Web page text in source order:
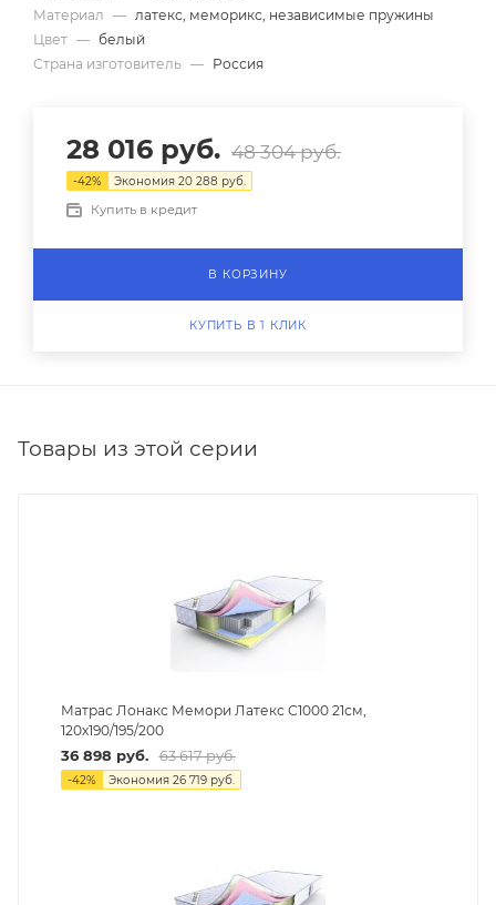
Материал — латекс, меморикс, независимые пружины
Цвет — белый
Страна изготовитель — Россия
28 016 руб. 48 304руб.
-42% Экономия 20 288 руб.
Купить в кредит
В КОРЗИНУ
КУПИТЬ В 1 КЛИК
Товары из этой серии
Матрас Лонакс Мемори Латекс С1000 21см,
120х190/195/200
36 898 руб. 63 617руб.
-42% Экономия 26 719руб.